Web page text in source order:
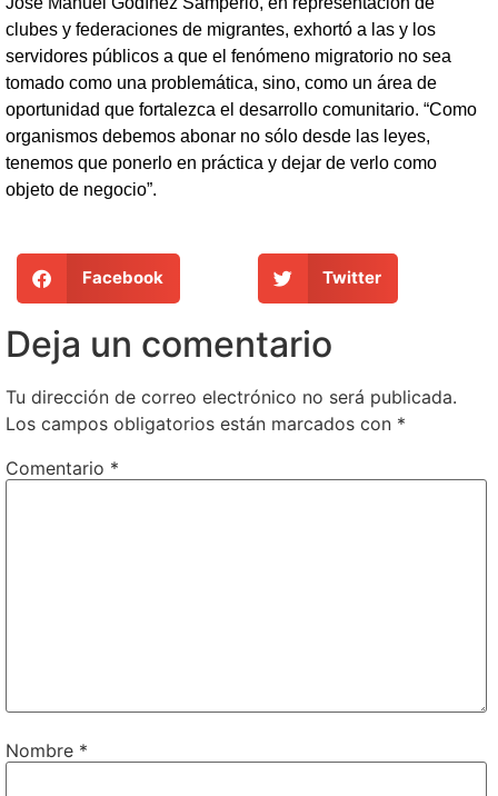
clubes y federaciones de migrantes, exhortó a las y los
servidores públicos a que el fenómeno migratorio no sea
tomado como una problemática, sino, como un área de
oportunidad que fortalezca el desarrollo comunitario. “Como
organismos debemos abonar no sólo desde las leyes,
tenemos que ponerlo en práctica y dejar de verlo como
objeto de negocio”.
Facebook Twitter
Deja un comentario
Tu dirección de correo electrónico no será publicada.
Los campos obligatorios están marcados con *
Comentario *
Nombre *